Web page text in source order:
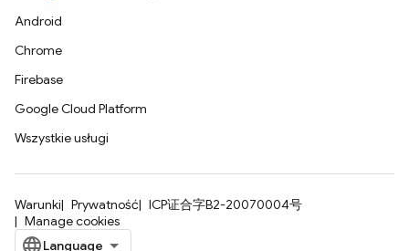
Android
Chrome
Firebase
Google Cloud Platform
Wszystkie usługi
Warunki Prywatność
ICP证合字B2-20070004号
Manage cookies